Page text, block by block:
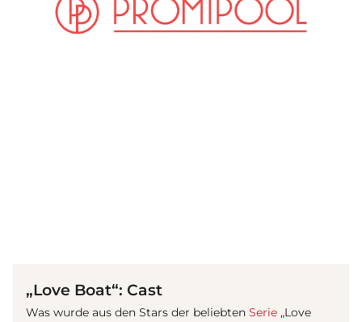
„Love Boat“: Cast
Was wurde aus den Stars der beliebten Serie „Love